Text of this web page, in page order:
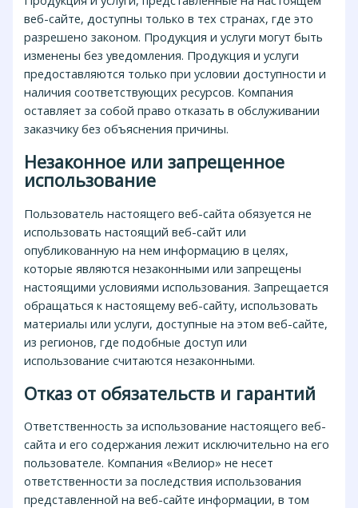
веб-сайте, доступны только в тех странах, где это
разрешено законом. Продукция и услуги могут быть
изменены без уведомления. Продукция и услуги
предоставляются только при условии доступности и
наличия соответствующих ресурсов. Компания
оставляет за собой право отказать в обслуживании
заказчику без объяснения причины.
Незаконное или запрещенное
использование
Пользователь настоящего веб-сайта обязуется не
использовать настоящий веб-сайт или
опубликованную на нем информацию в целях,
которые являются незаконными или запрещены
настоящими условиями использования. Запрещается
обращаться к настоящему веб-сайту, использовать
материалы или услуги, доступные на этом веб-сайте,
из регионов, где подобные доступ или
использование считаются незаконными.
Отказ от обязательств и гарантий
Ответственность за использование настоящего веб-
сайта и его содержания лежит исключительно на его
пользователе. Компания «Велиор» не несет
ответственности за последствия использования
представленной на веб-сайте информации, в том